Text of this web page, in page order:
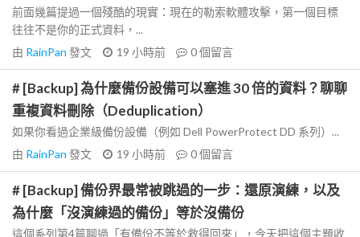
前面幾篇提過一個殘酷的現實：現在的勒索軟體攻擊，第一個目標
往往不是你的正式資料，...
由 RainPan 發文 19 小時前 0個留言
# [Backup] 為什麼備份設備可以塞進 30 倍的資料？聊聊
重複資料刪除（Deduplication）
如果你看過企業級備份設備（例如 Dell PowerProtect DD 系列）...
由 RainPan 發文 19 小時前 0個留言
# [Backup] 備份界最常被跳過的一步：還原演練，以及
為什麼「沒演練過的備份」等於沒備份
這個系列第4篇聊過「有備份不等於救得回來」，今天把這個主題收